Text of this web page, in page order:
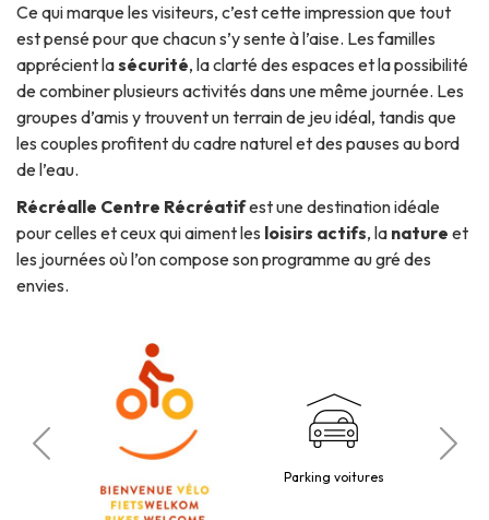
Ce qui marque les visiteurs, c’est cette impression que tout
est pensé pour que chacun s’y sente à l’aise. Les familles
apprécient lasécurité, la clarté des espaces et la possibilité
de combiner plusieurs activités dans une même journée. Les
groupes d’amis y trouvent un terrain de jeu idéal, tandis que
les couples profitent du cadre naturel et des pauses au bord
de l’eau.
Récréalle Centre Récréatifest une destination idéale
pour celles et ceux qui aiment les loisirs actifs, la nature et
les journées où l’on compose son programme au gré des
envies.
Parking voitures